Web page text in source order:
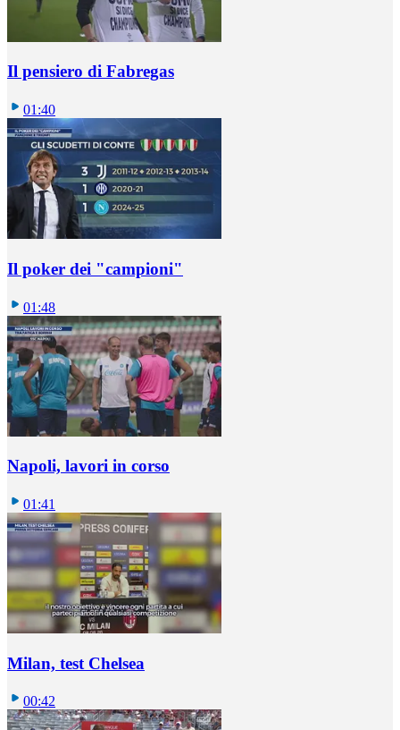
Il pensiero di Fabregas
01:40
Il poker dei "campioni"
01:48
Napoli, lavori in corso
01:41
Milan, test Chelsea
00:42